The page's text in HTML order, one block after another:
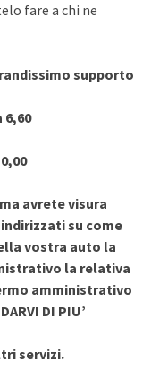
fare a chi ne
supporto
6,60
ma avrete visura
su come
vostra auto la
la relativa
amministrativo
DI PIU’
servizi.